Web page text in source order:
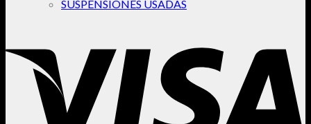
SUSPENSIONES USADAS